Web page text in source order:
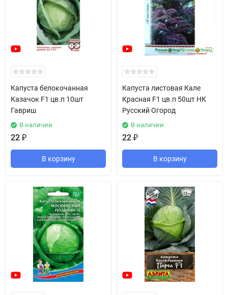
Капуста белокочанная
Казачок F1 цв.п 10шт
Гавриш
В наличии
22 ₽
В корзину
Капуста листовая Кале
Красная F1 цв.п 50шт НК
Русский Огород
В наличии
22 ₽
В корзину